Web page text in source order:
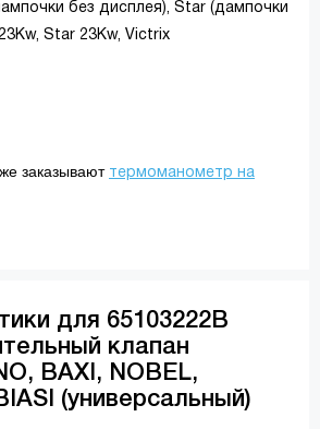
без дисплея), Star (дампочки
Star 23Kw, Victrix
заказывают термоманометр на
для 65103222В
клапан
BAXI, NOBEL,
(универсальный)